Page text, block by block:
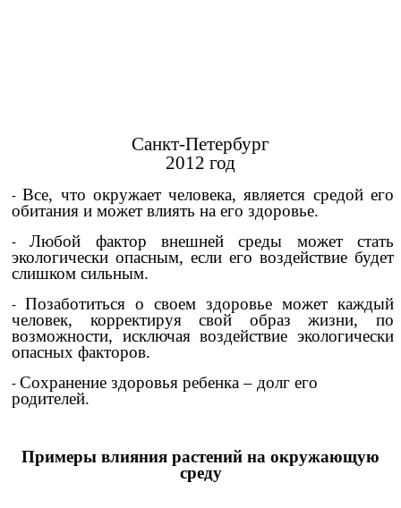
Санкт-Петербург
2012 год
Все, что окружает человека, является средой его
обитания и может влиять на его здоровье.
Любой фактор внешней среды может стать
экологически опасным, если его воздействие будет
слишком сильным.
Позаботиться о своем здоровье может каждый
человек, корректируя свой образ жизни, по
возможности, исключая воздействие экологически
опасных факторов.
Сохранение здоровья ребенка – долг его
родителей.
Примеры влияния растений на окружающую
среду